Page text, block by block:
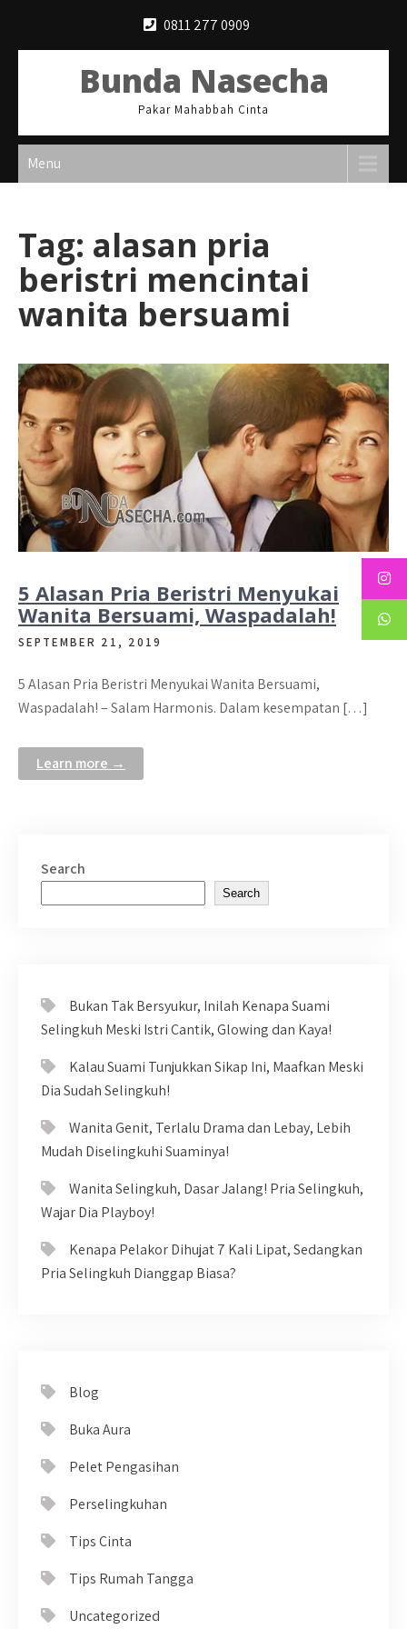
0811 277 0909
Bunda Nasecha
Pakar Mahabbah Cinta
Menu
Tag: alasan pria
beristri mencintai
wanita bersuami
5 Alasan Pria Beristri Menyukai
Wanita Bersuami, Waspadalah!
SEPTEMBER 21, 2019
5 Alasan Pria Beristri Menyukai Wanita Bersuami,
Waspadalah! – Salam Harmonis. Dalam kesempatan […]
Learn more →
Search
Search
Bukan Tak Bersyukur, Inilah Kenapa Suami
Selingkuh Meski Istri Cantik, Glowing dan Kaya!
Kalau Suami Tunjukkan Sikap Ini, Maafkan Meski
Dia Sudah Selingkuh!
Wanita Genit, Terlalu Drama dan Lebay, Lebih
Mudah Diselingkuhi Suaminya!
Wanita Selingkuh, Dasar Jalang! Pria Selingkuh,
Wajar Dia Playboy!
Kenapa Pelakor Dihujat 7 Kali Lipat, Sedangkan
Pria Selingkuh Dianggap Biasa?
Blog
Buka Aura
Pelet Pengasihan
Perselingkuhan
Tips Cinta
Tips Rumah Tangga
Uncategorized